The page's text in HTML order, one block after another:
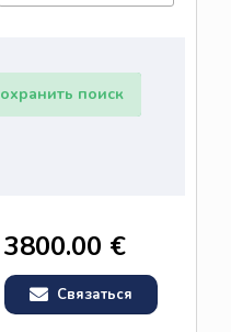
поиск
3800.00 €
Связаться